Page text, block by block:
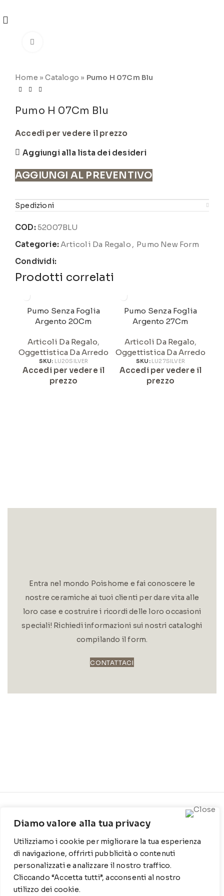
Diamo valore alla tua privacy
Utilizziamo i cookie per migliorare la tua esperienza
di navigazione, offrirti pubblicità o contenuti
personalizzati e analizzare il nostro traffico.
Cliccando “Accetta tutti”, acconsenti al nostro
utilizzo dei cookie.
Home »Catalogo » Pumo H 07Cm Blu
Pumo H 07Cm Blu
Accedi per vedere il prezzo
Aggiungi alla lista dei desideri
AGGIUNGI AL PREVENTIVO
Spedizioni
COD: 52007BLU
Categorie: Articoli Da Regalo , Pumo New Form
Condividi:
Prodotti correlati
Pumo Senza Foglia
Argento 20Cm
Articoli Da Regalo,
Oggettistica Da Arredo
SKU: LU20SILVER
Accedi per vedere il
prezzo
Pumo Senza Foglia
Argento 27Cm
Articoli Da Regalo,
Oggettistica Da Arredo
SKU: LU27SILVER
Accedi per vedere il
prezzo
Entra nel mondo Poishome e fai conoscere le
nostre ceramiche ai tuoi clienti per dare vita alle
loro case e costruire i ricordi delle loro occasioni
speciali! Richiedi informazioni sui nostri cataloghi
compilando il form.
CONTATTACI
1316 - 70044 Polignano a
mare
T
WZ: 329 6510725
Cookie Policy
Privacy Policy